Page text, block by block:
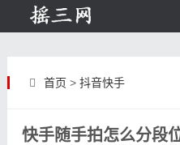
首页 > 抖音快手
快手随手拍怎么分段